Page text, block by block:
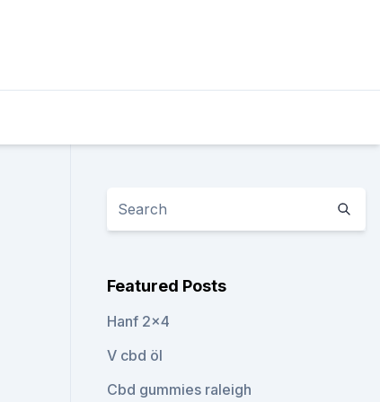
Featured Posts
Hanf 2x4
V cbd öl
Cbd gummies raleigh